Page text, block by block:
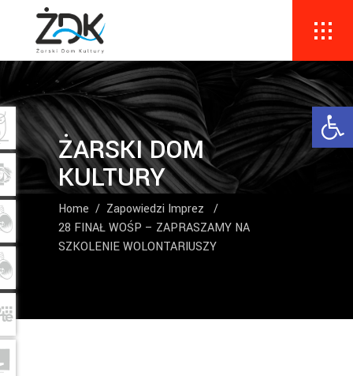
ŻARSKI DOM
KULTURY
Home / Zapowiedzi Imprez
/
28 FINAŁ WOŚP – ZAPRASZAMY NA
SZKOLENIE WOLONTARIUSZY